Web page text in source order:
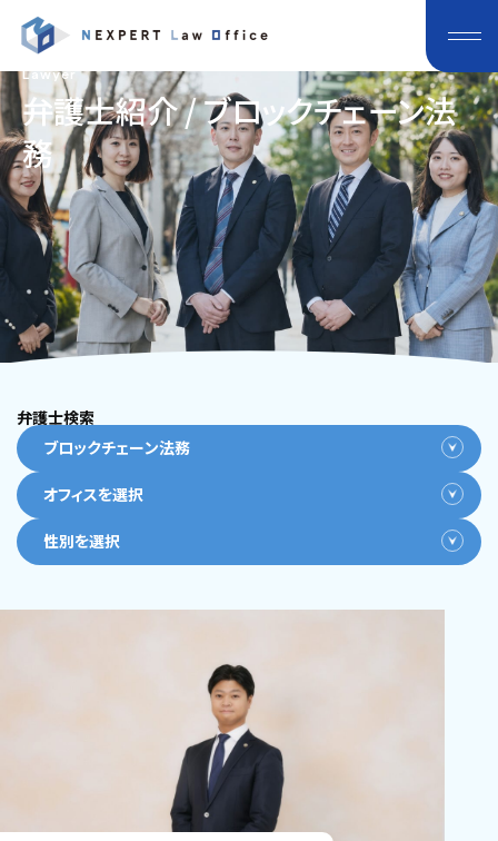
Lawyer
弁護士紹介 / ブロックチェーン法
務
弁護士検索
ブロックチェーン法務
オフィスを選択
性別を選択